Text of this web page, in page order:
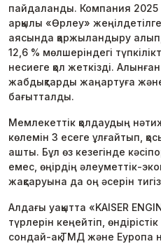
пайдаланды. Компания
арқылы «Өрлеу»
аясында қаржыландыру
12,6 % мөлшеріндегі
несиеге қол жеткізді.
жабдықтарды жаңартуға
бағытталды.
Мемлекеттік қолдаудың
көлемін 3 есеге ұлғайтып,
ашты. Бұл өз кезегінде
емес, өңірдің әлеуметтік-
жақсаруына да оң әсерін
Алдағы уақытта «KAISER
түрлерін кеңейтіп,
сондай-ақ ТМД және Еуропа